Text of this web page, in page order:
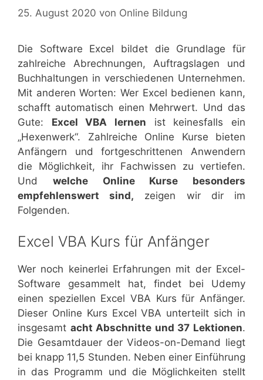
25. August 2020 von Online Bildung
Die Software Excel bildet die Grundlage für
zahlreiche Abrechnungen, Auftragslagen und
Buchhaltungen in verschiedenen Unternehmen.
Mit anderen Worten: Wer Excel bedienen kann,
schafft automatisch einen Mehrwert. Und das
Gute: Excel VBA lernen ist keinesfalls ein
„Hexenwerk“. Zahlreiche Online Kurse bieten
Anfängern und fortgeschrittenen Anwendern
die Möglichkeit, ihr Fachwissen zu vertiefen.
Und welche Online Kurse besonders
empfehlenswert sind, zeigen wir dir im
Folgenden.
Excel VBA Kurs für Anfänger
Wer noch keinerlei Erfahrungen mit der Excel-
Software gesammelt hat, findet bei Udemy
einen speziellen Excel VBA Kurs für Anfänger.
Dieser Online Kurs Excel VBA unterteilt sich in
insgesamt acht Abschnitte und 37 Lektionen.
Die Gesamtdauer der Videos-on-Demand liegt
bei knapp 11,5 Stunden. Neben einer Einführung
in das Programm und die Möglichkeiten stellt